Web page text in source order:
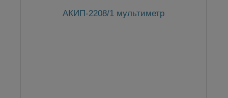
АКИП-2208/1 мультиметр